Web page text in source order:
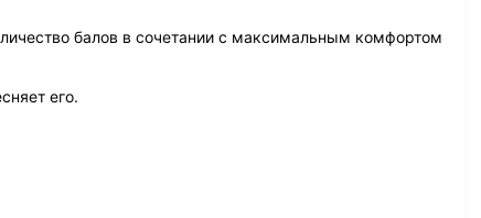
балов в сочетании с максимальным комфортом
его.